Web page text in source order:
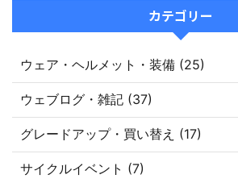
カテゴリー
ウェア・ヘルメット・装備 (25)
ウェブログ・雑記 (37)
グレードアップ・買い替え (17)
サイクルイベント (7)